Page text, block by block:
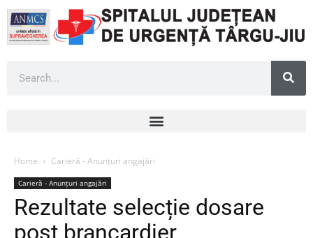
Home Carieră - Anunțuri angajări
Carieră - Anunțuri angajări
Rezultate selecție dosare
post brancardier